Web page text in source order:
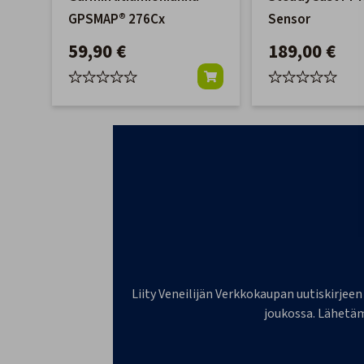
GPSMAP® 276Cx
59,90 €
Sensor
189,00 €
Liity Veneilijän Verkkokaupan
joukossa.